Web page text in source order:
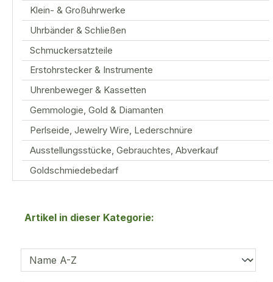
Klein- & Großuhrwerke
Uhrbänder & Schließen
Schmuckersatzteile
Erstohrstecker & Instrumente
Uhrenbeweger & Kassetten
Gemmologie, Gold & Diamanten
Perlseide, Jewelry Wire, Lederschnüre
Ausstellungsstücke, Gebrauchtes, Abverkauf
Goldschmiedebedarf
Artikel in dieser Kategorie: